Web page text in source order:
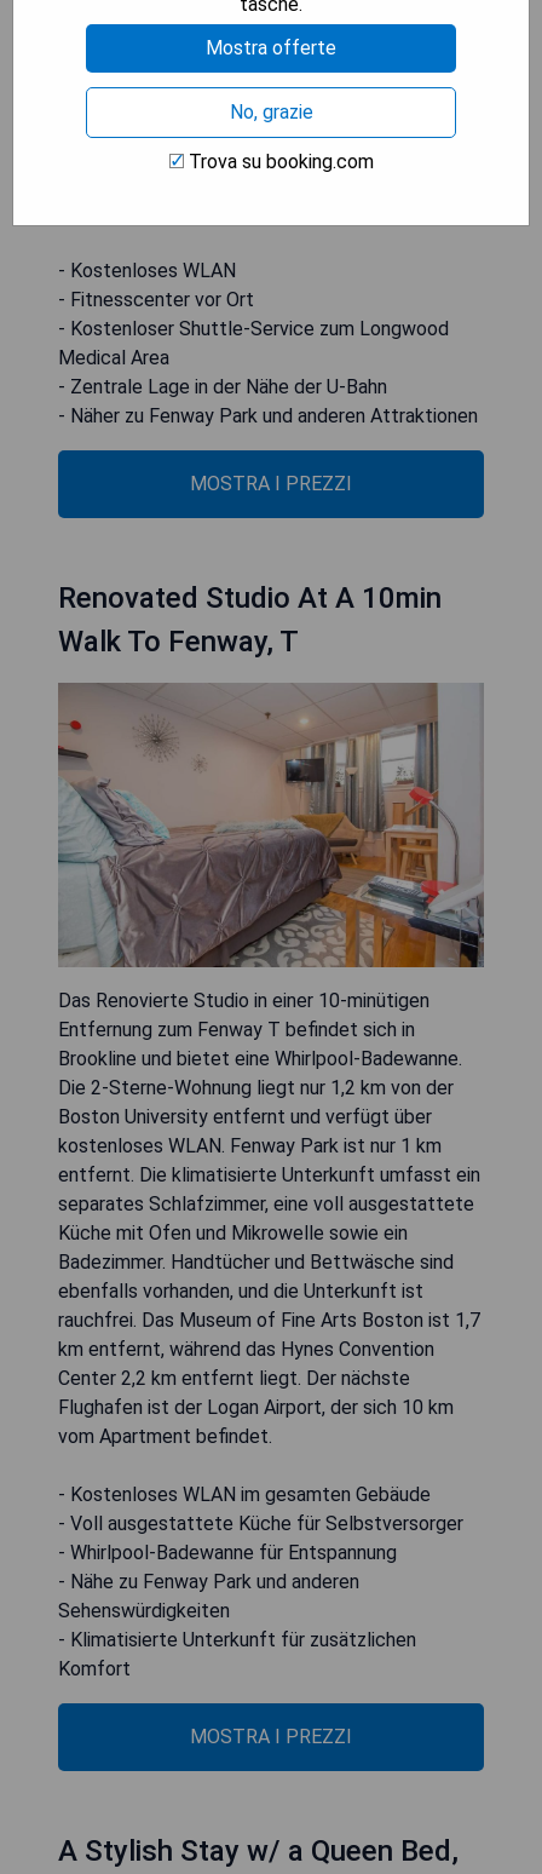
Pflegeprodukte und ein Haartrockner sorgen für
zusätzlichen Komfort. Das Hotel befindet sich 1,7
km vom Longwood Medical Area entfernt, das
durch einen kostenlosen Shuttle-Service
erreichbar ist, und liegt nur 450 Meter von der U-
Bahnstation Brookline Village MBTA entfernt, von
- Kostenloses WLAN
- Fitnesscenter vor Ort
- Kostenloser Shuttle-Service zum Longwood
Medical Area
- Zentrale Lage in der Nähe der U-Bahn
- Näher zu Fenway Park und anderen Attraktionen
MOSTRA I PREZZI
Renovated Studio At A 10min
Walk To Fenway, T
Das Renovierte Studio in einer 10-minütigen
Entfernung zum Fenway T befindet sich in
Brookline und bietet eine Whirlpool-Badewanne.
Die 2-Sterne-Wohnung liegt nur 1,2 km von der
Boston University entfernt und verfügt über
kostenloses WLAN. Fenway Park ist nur 1 km
entfernt. Die klimatisierte Unterkunft umfasst ein
separates Schlafzimmer, eine voll ausgestattete
Küche mit Ofen und Mikrowelle sowie ein
Badezimmer. Handtücher und Bettwäsche sind
ebenfalls vorhanden, und die Unterkunft ist
rauchfrei. Das Museum of Fine Arts Boston ist 1,7
km entfernt, während das Hynes Convention
Center 2,2 km entfernt liegt. Der nächste
Flughafen ist der Logan Airport, der sich 10 km
vom Apartment befindet.
- Kostenloses WLAN im gesamten Gebäude
- Voll ausgestattete Küche für Selbstversorger
- Whirlpool-Badewanne für Entspannung
- Nähe zu Fenway Park und anderen
Sehenswürdigkeiten
- Klimatisierte Unterkunft für zusätzlichen
Komfort
MOSTRA I PREZZI
A Stylish Stay w/ a Queen Bed,
Mostra offerte
No, grazie
Trova su booking.com